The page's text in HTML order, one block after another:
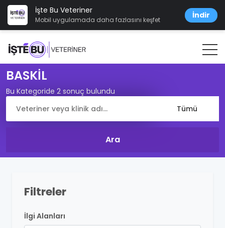
İşte Bu Veteriner
Mobil uygulamada daha fazlasını keşfet İndir
BASKİL
Bu Kategoride 2 sonuç bulundu
Filtreler
İlgi Alanları